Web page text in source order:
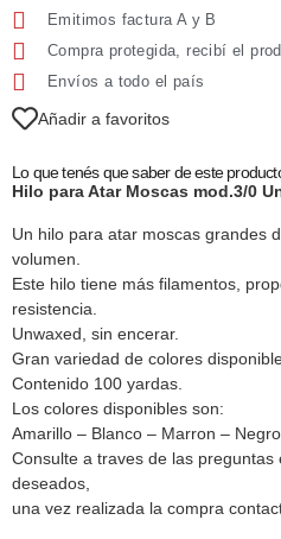
Emitimos factura A y B
Compra protegida, recibí el
Envíos a todo el país
Añadir a favoritos
Lo que tenés que saber de este
Hilo para Atar Moscas mod.3/0
Un hilo para atar moscas grandes
volumen.
Este hilo tiene más filamentos,
resistencia.
Unwaxed, sin encerar.
Gran variedad de colores
Contenido 100 yardas.
Los colores disponibles son:
Amarillo – Blanco – Marron –
Consulte a traves de las preguntas
deseados,
una vez realizada la compra